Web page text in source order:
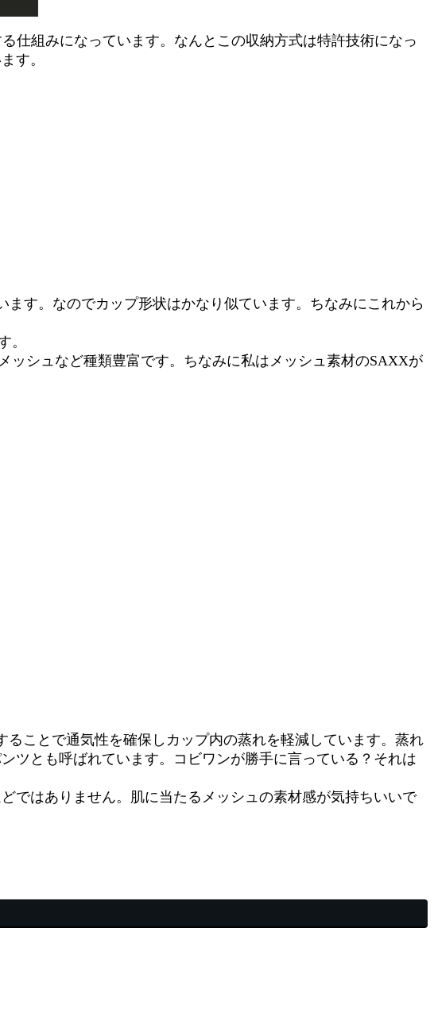
仕組みになっています。なんとこの収納方式は特許技術になっ
す。
す。なのでカップ形状はかなり似ています。ちなみにこれから
。
シュなど種類豊富です。ちなみに私はメッシュ素材のSAXXが
ことで通気性を確保しカップ内の蒸れを軽減しています。蒸れ
ツとも呼ばれています。コビワンが勝手に言っている？それは
ではありません。肌に当たるメッシュの素材感が気持ちいいで